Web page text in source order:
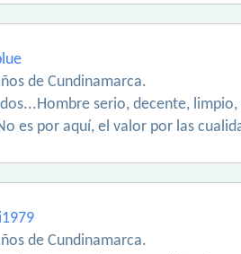
de Cundinamarca.
serio, decente,
es por aquí, el valor por las
de Cundinamarca.